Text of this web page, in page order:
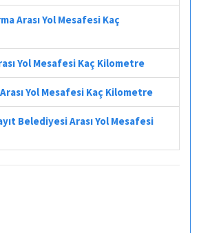
Arası Yol Mesafesi Kaç
Yol Mesafesi Kaç Kilometre
Yol Mesafesi Kaç Kilometre
Belediyesi Arası Yol Mesafesi